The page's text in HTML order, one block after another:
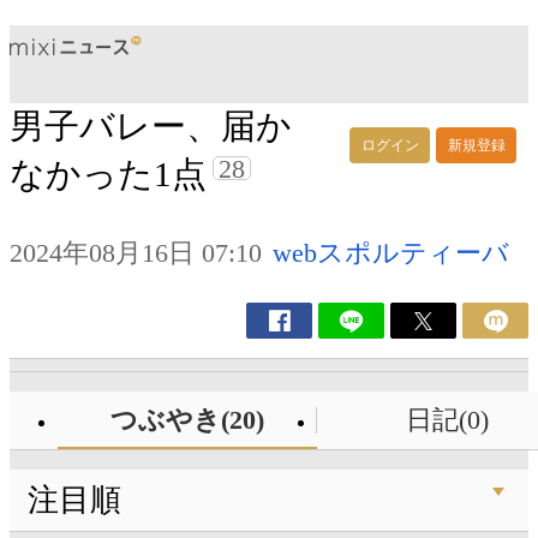
ログイン 新規登録
男子バレー、届か
なかった1点 28
2024年08月16日 07:10 webスポルティーバ
つぶやき(20) 日記(0)
注目順